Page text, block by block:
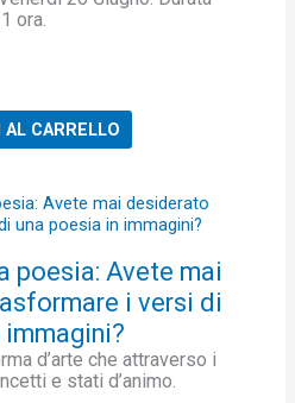
ora.
AL CARRELLO
poesia: Avete mai
i versi di
d’arte che attraverso i
e stati d’animo.